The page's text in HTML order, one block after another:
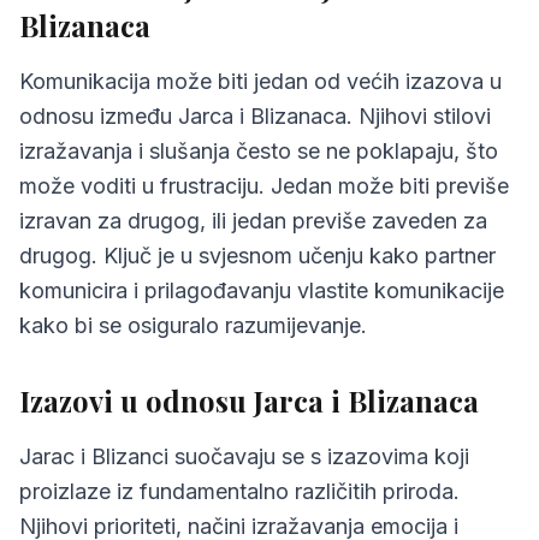
Blizanaca
Komunikacija može biti jedan od većih izazova u
odnosu između Jarca i Blizanaca. Njihovi stilovi
izražavanja i slušanja često se ne poklapaju, što
može voditi u frustraciju. Jedan može biti previše
izravan za drugog, ili jedan previše zaveden za
drugog. Ključ je u svjesnom učenju kako partner
komunicira i prilagođavanju vlastite komunikacije
kako bi se osiguralo razumijevanje.
Izazovi u odnosu Jarca i Blizanaca
Jarac i Blizanci suočavaju se s izazovima koji
proizlaze iz fundamentalno različitih priroda.
Njihovi prioriteti, načini izražavanja emocija i